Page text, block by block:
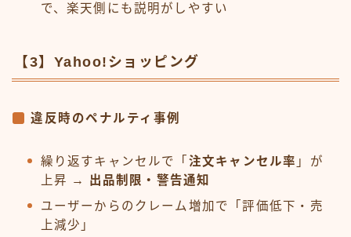
で、楽天側にも説明がしやすい
【3】Yahoo!ショッピング
違反時のペナルティ事例
繰り返すキャンセルで「 注文キャンセル率 」が
上昇 → 出品制限・警告通知
ユーザーからのクレーム増加で「評価低下・売
上減少」